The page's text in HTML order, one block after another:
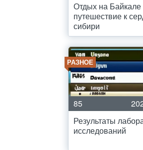
Отдых на Байкале
путешествие к
сибири
РАЗНОЕ
85
Результаты
исследований